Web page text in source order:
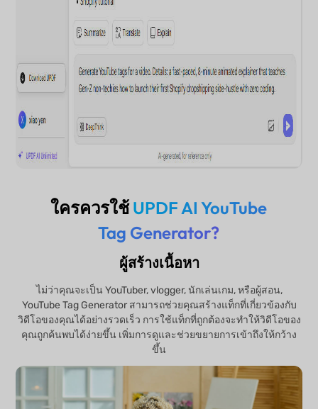
ใครควรใช้UPDF AI YouTube
Tag Generator?
ผู้สร้างเนื้อหา
ไม่ว่าคุณจะเป็น YouTuber, vlogger, นักเล่นเกม, หรือผู้สอน,
YouTube Tag Generator สามารถช่วยคุณสร้างแท็กที่เกี่ยวข้องกับ
วิดีโอของคุณได้อย่างรวดเร็ว การใช้แท็กที่ถูกต้องจะทำให้วิดีโอของ
คุณถูกค้นพบได้ง่ายขึ้น เพิ่มการดูและช่วยขยายการเข้าถึงให้กว้าง
ขึ้น